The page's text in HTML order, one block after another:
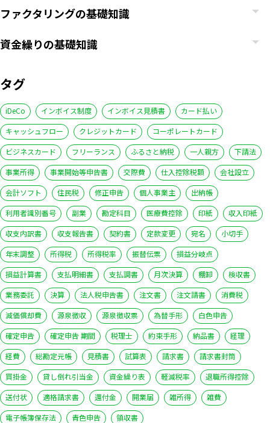
ファクタリングの基礎知識
資金繰りの基礎知識
タグ
iDeCo インボイス制度 インボイス見積書
カード払い
キャッシュフロー
クレジットカード
コーポレートカード
ビジネスカード
フリーランス ふるさと納税 一人親方
下請法
事業所得
事業開始等申告書 交際費 仕入控除税額
会社設立
会計ソフト
住民税 修正申告 個人事業主
出納帳
利用者識別番号
副業 勘定科目 医療費控除 印紙
収入印紙
収支内訳書
収支報告書 契約書 定款変更 宛名
小切手
年末調整
所得税 所得税率 振替伝票
損益分岐点
損益計算書
支払明細書 支払調書 月次決算 棚卸
検収書
業務委託
決算 法人税申告書 注文書 注文請書
消費税
減価償却費
源泉徴収 源泉徴収票 為替手形
白色申告
確定申告
確定申告 期間 税理士 約束手形 納品書
経理
経費
総勘定元帳 見積書 試算表 請求書
請求書封筒
買掛金
貸し倒れ引当金 資金繰り表 軽減税率
退職所得控除
送付状
適格請求書 還付金 開業届 雑所得
雑費
電子帳簿保存法
青色申告 領収書